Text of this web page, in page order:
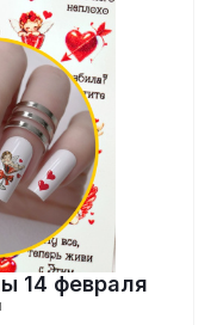
14 февраля